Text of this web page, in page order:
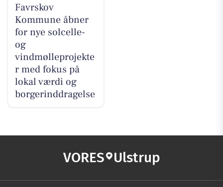
Favrskov
Kommune åbner
for nye solcelle-
og
vindmølleprojekte
r med fokus på
lokal værdi og
borgerinddragelse
VORES Ulstrup